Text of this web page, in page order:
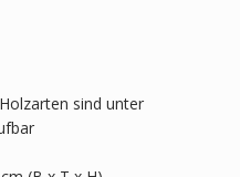
sind unter